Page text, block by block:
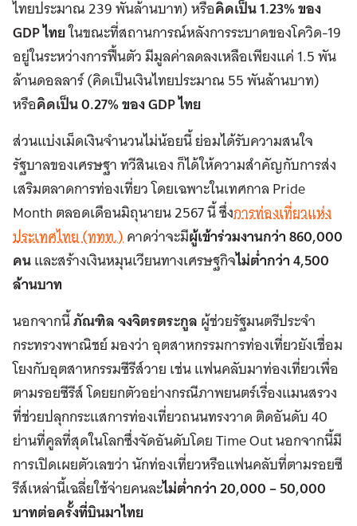
ไทยประมาณ 239 พันล้านบาท) หรือคิดเป็น 1.23% ของ
GDP ไทยในขณะที่สถานการณ์หลังการระบาดของโควิด-19
อยู่ในระหว่างการฟื้นตัว มีมูลค่าลดลงเหลือเพียงแค่ 1.5 พัน
ล้านดอลลาร์ (คิดเป็นเงินไทยประมาณ 55 พันล้านบาท)
หรือคิดเป็น 0.27% ของ GDP ไทย
ส่วนแบ่งเม็ดเงินจำนวนไม่น้อยนี้ ย่อมได้รับความสนใจ
รัฐบาลของเศรษฐา ทวีสินเอง ก็ได้ให้ความสำคัญกับการส่ง
เสริมตลาดการท่องเที่ยว โดยเฉพาะในเทศกาล Pride
Month ตลอดเดือนมิถุนายน 2567 นี้ ซึ่งการท่องเที่ยวแห่ง
ประเทศไทย (ททท.)คาดว่าจะมีผู้เข้าร่วมงานกว่า 860,000
คนและสร้างเงินหมุนเวียนทางเศรษฐกิจไม่ต่ำกว่า 4,500
ล้านบาท
นอกจากนี้ภัณฑิล จงจิตรตระกูลผู้ช่วยรัฐมนตรีประจำ
กระทรวงพาณิชย์ มองว่า อุตสาหกรรมการท่องเที่ยวยังเชื่อม
โยงกับอุตสาหกรรมซีรีส์วาย เช่น แฟนคลับมาท่องเที่ยวเพื่อ
ตามรอยซีรีส์ โดยยกตัวอย่างกรณีภาพยนตร์เรื่องแมนสรวง
ที่ช่วยปลุกกระแสการท่องเที่ยวถนนทรงวาด ติดอันดับ 40
ย่านที่คูลที่สุดในโลกซึ่งจัดอันดับโดย Time Out นอกจากนี้มี
การเปิดเผยตัวเลขว่า นักท่องเที่ยวหรือแฟนคลับที่ตามรอยซี
รีส์เหล่านี้เฉลี่ยใช้จ่ายคนละไม่ต่ำกว่า 20,000 – 50,000
บาทต่อครั้งที่บินมาไทย